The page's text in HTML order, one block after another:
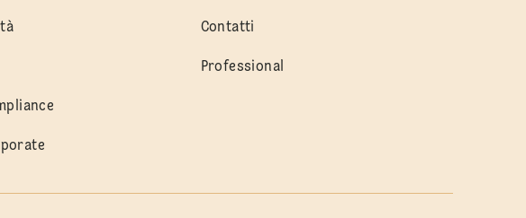
Contatti
Professional